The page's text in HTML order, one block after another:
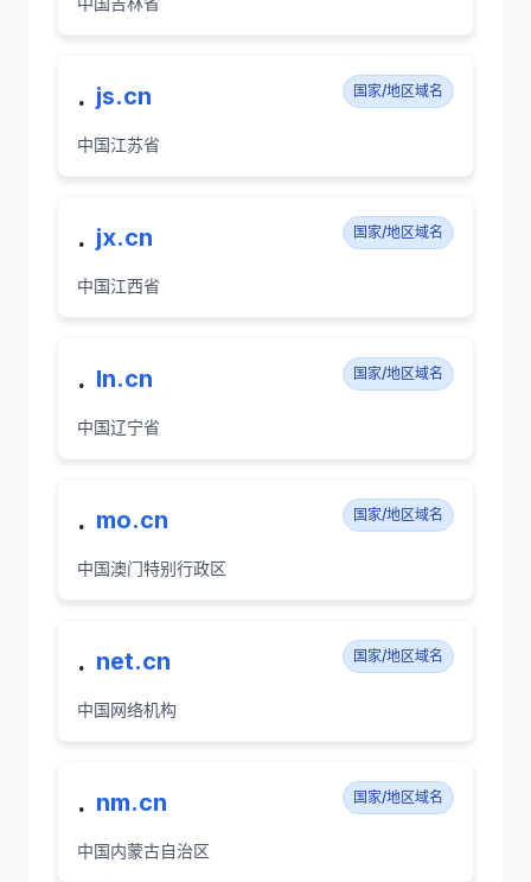
. js.cn 国家/地区域名
中国江苏省
. jx.cn 国家/地区域名
中国江西省
. ln.cn 国家/地区域名
中国辽宁省
. mo.cn 国家/地区域名
中国澳门特别行政区
. net.cn 国家/地区域名
中国网络机构
. nm.cn 国家/地区域名
中国内蒙古自治区